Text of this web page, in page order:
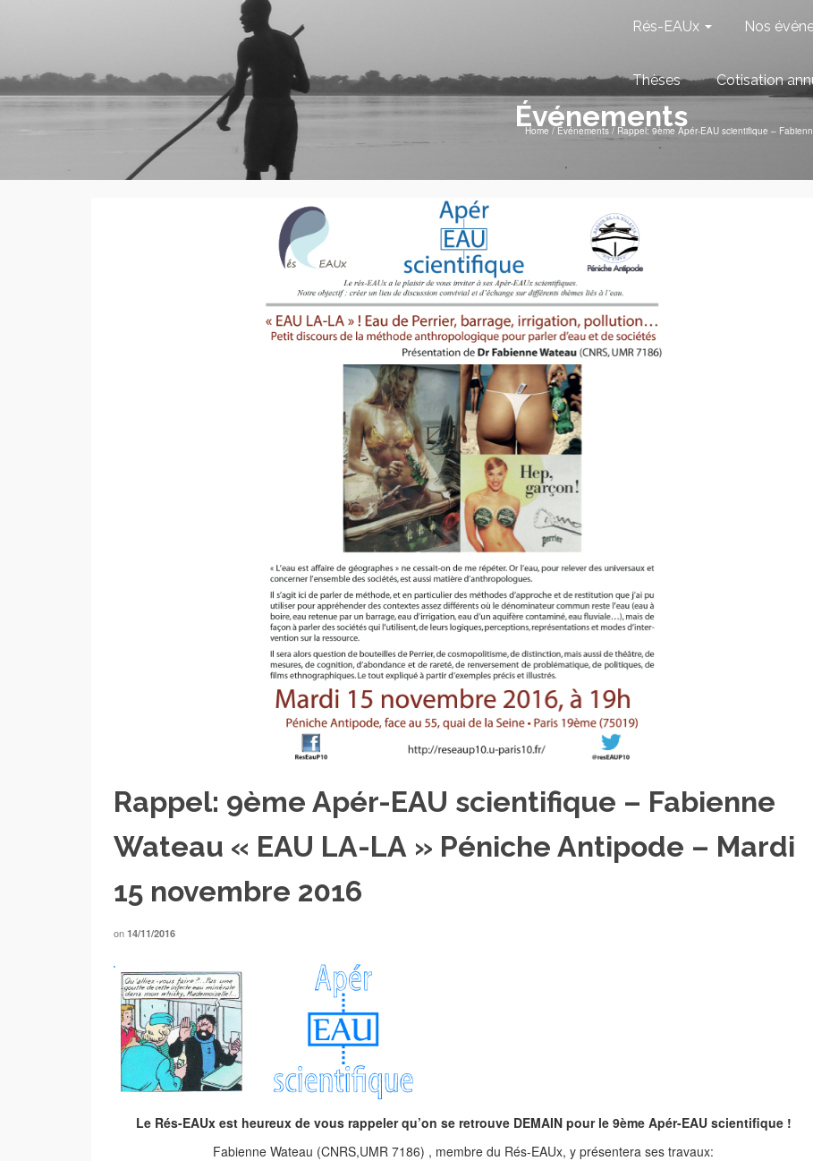
Rés-EAUx Nos
Thèses Cotisation
Événements
Home / Événements / Rappel: 9ème Apér-EAU scientifique –
Rappel: 9ème Apér-EAU scientifique – Fabienne
Wateau « EAU LA-LA » Péniche Antipode – Mardi
15 novembre 2016
on 14/11/2016
Le Rés-EAUx est heureux de vous rappeler qu’on se retrouve DEMAIN pour le 9ème Apér-EAU scientifique !
Fabienne Wateau (CNRS,UMR 7186) , membre du Rés-EAUx, y présentera ses travaux: